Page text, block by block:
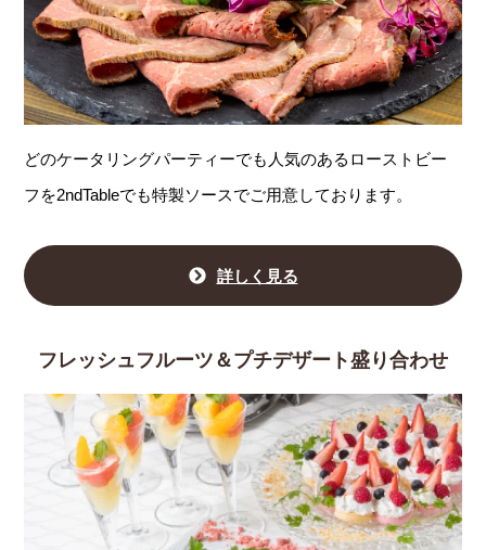
どのケータリングパーティーでも人気のあるローストビー
フを2ndTableでも特製ソースでご用意しております。
詳しく見る
フレッシュフルーツ＆プチデザート盛り合わせ